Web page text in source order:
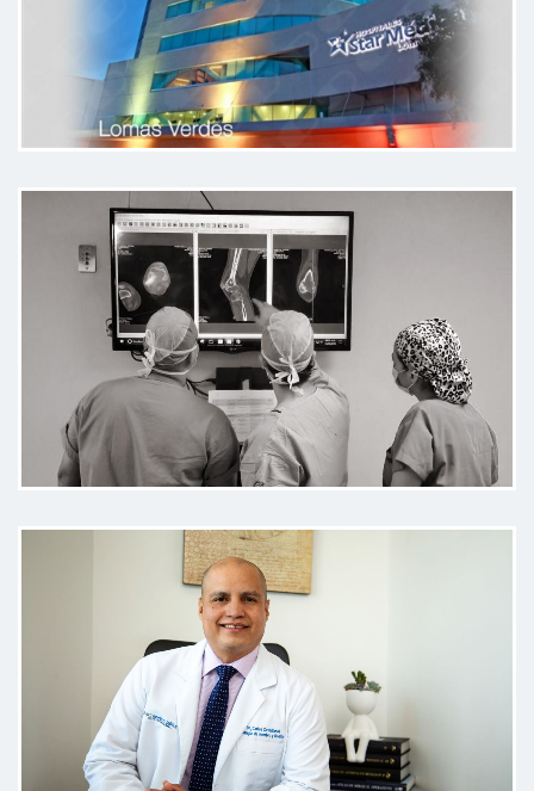
Exelente servicio, dedicación,
explicación , tratamiento , atención
detallada maravillado con el doctor
por su exelente servicio.
Paciente
Muy buen médico explica cada
detalle y exelente persona
agradezco infinitamente cruzarme
en el camino muy humano el
médico
Paciente